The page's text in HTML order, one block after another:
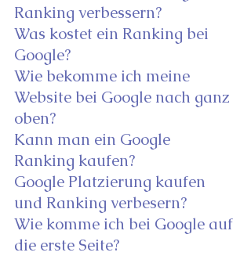
Ranking verbessern?
Was kostet ein Ranking bei
Google?
Wie bekomme ich meine
Website bei Google nach ganz
oben?
Kann man ein Google
Ranking kaufen?
Google Platzierung kaufen
und Ranking verbesern?
Wie komme ich bei Google auf
die erste Seite?